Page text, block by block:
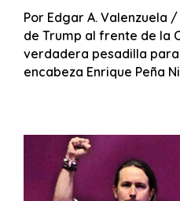
Por Edgar A. Valenzuela
de Trump al frente de la
verdadera pesadilla
encabeza Enrique Peña